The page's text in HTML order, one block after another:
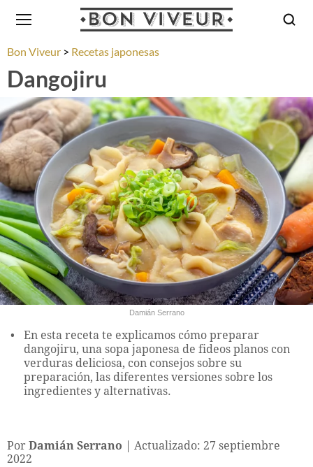
Bon Viveur Recetas japonesas
Dangojiru
Damián Serrano
En esta receta te explicamos cómo preparar
dangojiru, una sopa japonesa de fideos planos con
verduras deliciosa, con consejos sobre su
preparación, las diferentes versiones sobre los
ingredientes y alternativas.
Por Damián Serrano
Actualizado: 27 septiembre
2022